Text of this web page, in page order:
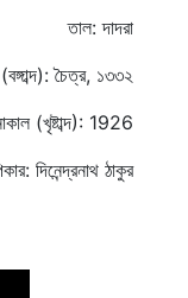
তাল: দাদরা
চৈত্র, ১৩৩২
(খৃষ্টাব্দ): 1926
দিনেন্দ্রনাথ ঠাকুর